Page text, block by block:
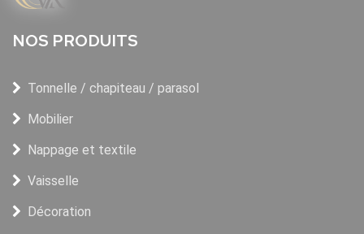
NOS PRODUITS
Tonnelle / chapiteau / parasol
Mobilier
Nappage et textile
Vaisselle
Décoration